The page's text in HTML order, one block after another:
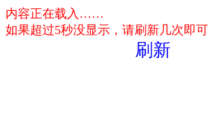
内容正在载入……
如果超过5秒没显示，请刷新几次即可
刷新